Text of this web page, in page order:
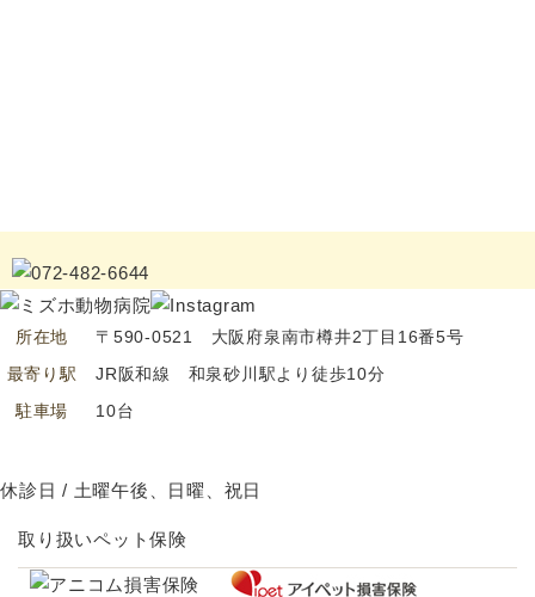
所在地
〒590-0521 大阪府泉南市樽井2丁目16番5号
最寄り駅
JR阪和線 和泉砂川駅より徒歩10分
駐車場
10台
休診日 / 土曜午後、日曜、祝日
取り扱いペット保険